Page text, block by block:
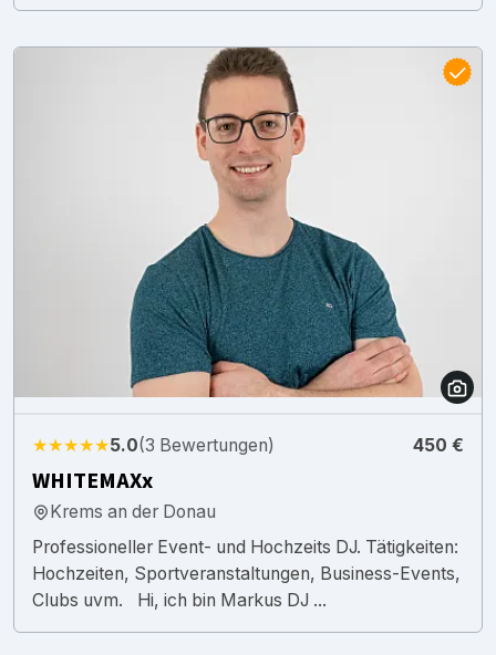
★★★★★5.0(3 Bewertungen) 450 €
WHITEMAXx
Krems an der Donau
Professioneller Event- und Hochzeits DJ. Tätigkeiten:
Hochzeiten, Sportveranstaltungen, Business-Events,
Clubs uvm. Hi, ich bin Markus DJ ...